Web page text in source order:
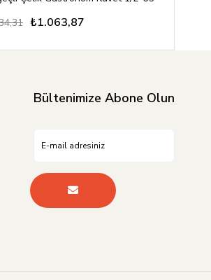
₺1.063,87
Bültenimize Abone Olun